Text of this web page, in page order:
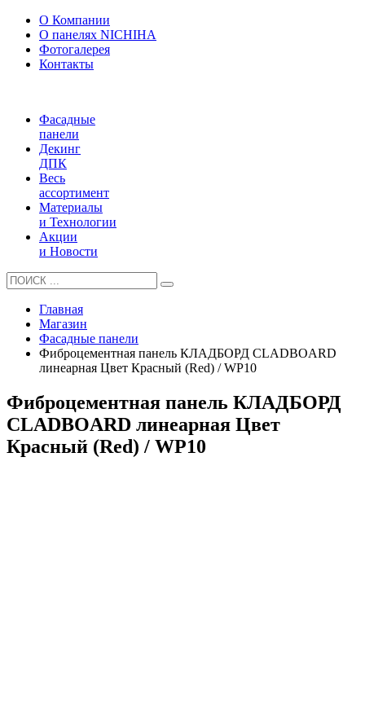
О Компании
О панелях NICHIHA
Фотогалерея
Контакты
Фасадные
панели
Декинг
ДПК
Весь
ассортимент
Материалы
и Технологии
Акции
и Новости
Главная
Магазин
Фасадные панели
Фиброцементная панель КЛАДБОРД CLADBOARD
линеарная Цвет Красный (Red) / WP10
Фиброцементная панель КЛАДБОРД
CLADBOARD линеарная Цвет
Красный (Red) / WP10